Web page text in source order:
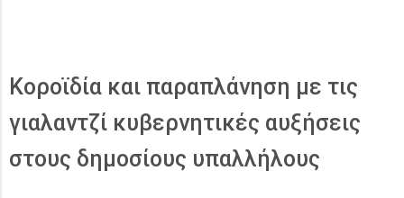
Κοροϊδία και παραπλάνηση με τις
γιαλαντζί κυβερνητικές αυξήσεις
στους δημοσίους υπαλλήλους